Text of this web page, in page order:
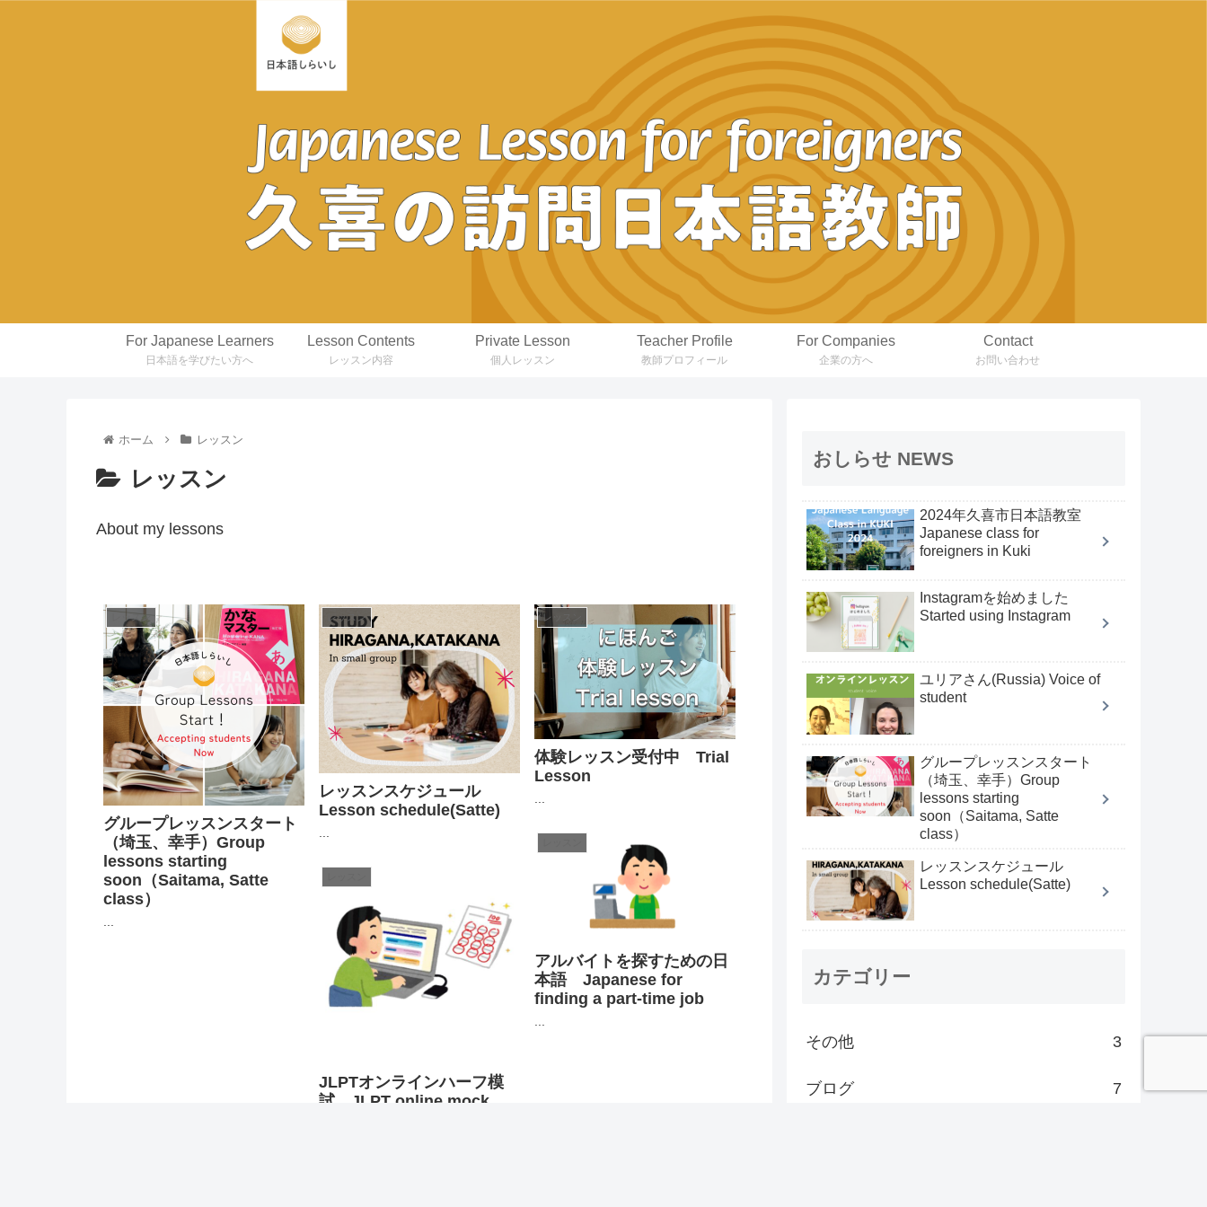
For Japanese Learners
日本語を学びたい方へ
Lesson Contents
レッスン内容
Private Lesson
個人レッスン
Teacher Profile
教師プロフィール
For Companies
企業の方へ
Contact
お問い合わせ
ホーム レッスン
レッスン
About my lessons
レッスン
グループレッスンスタート
（埼玉、幸手）Group
lessons starting
soon（Saitama, Satte
class）
レッスン
レッスンスケジュール
Lesson schedule(Satte)
レッスン
体験レッスン受付中 Trial
Lesson
アルバイトを探すための日
本語 Japanese for
finding a part-time job
JLPTオンラインハーフ模
試 JLPT online mock
おしらせ NEWS
2024年久喜市日本語教室
Japanese class for
foreigners in Kuki
Instagramを始めました
Started using Instagram
ユリアさん(Russia) Voice of
student
グループレッスンスタート
（埼玉、幸手）Group
lessons starting
soon（Saitama, Satte
class）
レッスンスケジュール
Lesson schedule(Satte)
カテゴリー
その他 3
ブログ 7